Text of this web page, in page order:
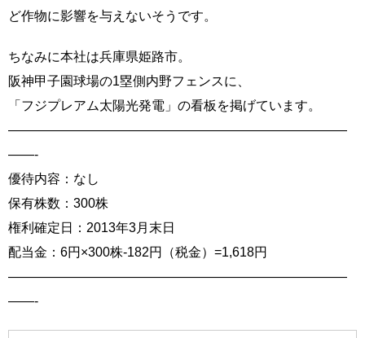
ど作物に影響を与えないそうです。
ちなみに本社は兵庫県姫路市。
阪神甲子園球場の1塁側内野フェンスに、
「フジプレアム太陽光発電」の看板を掲げています。
——————————————————————————
——-
優待内容：なし
保有株数：300株
権利確定日：2013年3月末日
配当金：6円×300株-182円（税金）=1,618円
——————————————————————————
——-